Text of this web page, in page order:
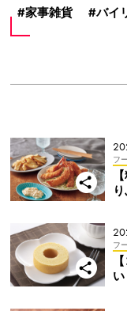
家事雑貨 バイ
フ
フ